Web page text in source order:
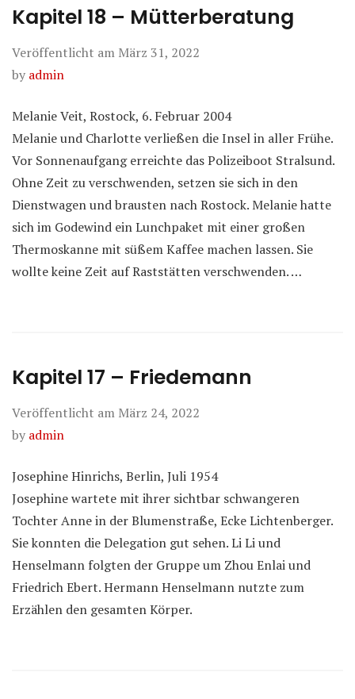
Kapitel 18 – Mütterberatung
Veröffentlicht am März 31, 2022
by admin
Melanie Veit, Rostock, 6. Februar 2004
Melanie und Charlotte verließen die Insel in aller Frühe.
Vor Sonnenaufgang erreichte das Polizeiboot Stralsund.
Ohne Zeit zu verschwenden, setzen sie sich in den
Dienstwagen und brausten nach Rostock. Melanie hatte
sich im Godewind ein Lunchpaket mit einer großen
Thermoskanne mit süßem Kaffee machen lassen. Sie
wollte keine Zeit auf Raststätten verschwenden. …
Kapitel 17 – Friedemann
Veröffentlicht am März 24, 2022
by admin
Josephine Hinrichs, Berlin, Juli 1954
Josephine wartete mit ihrer sichtbar schwangeren
Tochter Anne in der Blumenstraße, Ecke Lichtenberger.
Sie konnten die Delegation gut sehen. Li Li und
Henselmann folgten der Gruppe um Zhou Enlai und
Friedrich Ebert. Hermann Henselmann nutzte zum
Erzählen den gesamten Körper.